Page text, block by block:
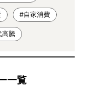
#自家消費
高騰
一覧